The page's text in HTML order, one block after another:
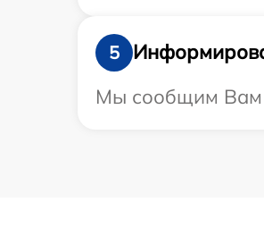
5
Мы сообщим Вам